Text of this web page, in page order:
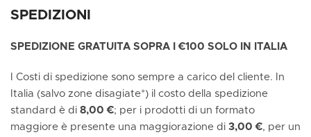
SPEDIZIONI
SPEDIZIONE GRATUITA SOPRA I €100 SOLO IN ITALIA
I Costi di spedizione sono sempre a carico del cliente. In
Italia (salvo zone disagiate*) il costo della spedizione
standard è di 8,00 €; per i prodotti di un formato
maggiore è presente una maggiorazione di 3,00 €, per un